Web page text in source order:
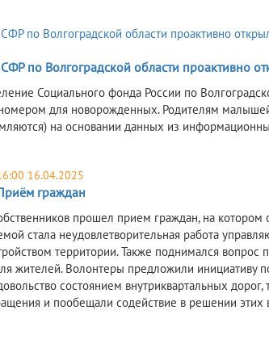
по Волгоградской области проактивно
Социального фонда России по
для новорожденных. Родителям
на основании данных из
16.04.2025
граждан
прошел прием граждан, на котором
стала неудовлетворительная работа
территории. Также поднимался вопрос
жителей. Волонтеры предложили инициативу
состоянием внутриквартальных
и пообещали содействие в решении